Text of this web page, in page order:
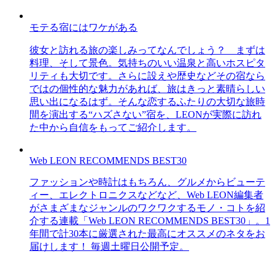
モテる宿にはワケがある
彼女と訪れる旅の楽しみってなんでしょう？ まずは
料理、そして景色。気持ちのいい温泉と高いホスピタ
リティも大切です。さらに設えや歴史などその宿なら
ではの個性的な魅力があれば、旅はきっと素晴らしい
思い出になるはず。そんな恋するふたりの大切な旅時
間を演出する“ハズさない”宿を、LEONが実際に訪れ
た中から自信をもってご紹介します。
Web LEON RECOMMENDS BEST30
ファッションや時計はもちろん、グルメからビューテ
ィー、エレクトロニクスなどなど、Web LEON編集者
がさまざまなジャンルのワクワクするモノ・コトを紹
介する連載「Web LEON RECOMMENDS BEST30」。1
年間で計30本に厳選された最高にオススメのネタをお
届けします！ 毎週土曜日公開予定。